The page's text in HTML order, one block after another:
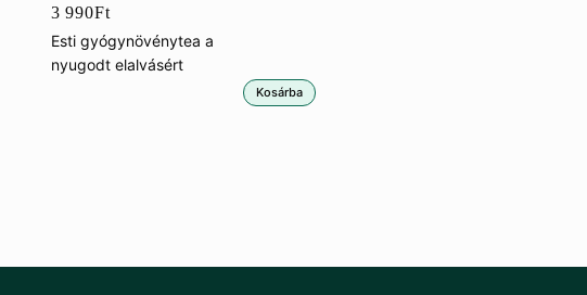
3 990Ft
Esti gyógynövénytea a
nyugodt elalvásért
Kosárba